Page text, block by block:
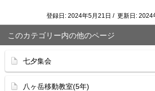
登録日: 2024年5月21日 / 更新日: 2024
このカテゴリー内の他のページ
七夕集会
八ヶ岳移動教室(5年)